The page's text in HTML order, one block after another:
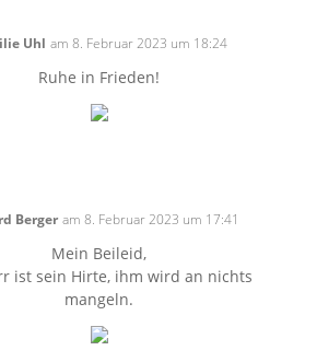
Uhl am 8. Februar 2023 um 18:24
Ruhe in Frieden!
Berger am 8. Februar 2023 um 17:41
Mein Beileid,
ist sein Hirte, ihm wird an nichts
mangeln.